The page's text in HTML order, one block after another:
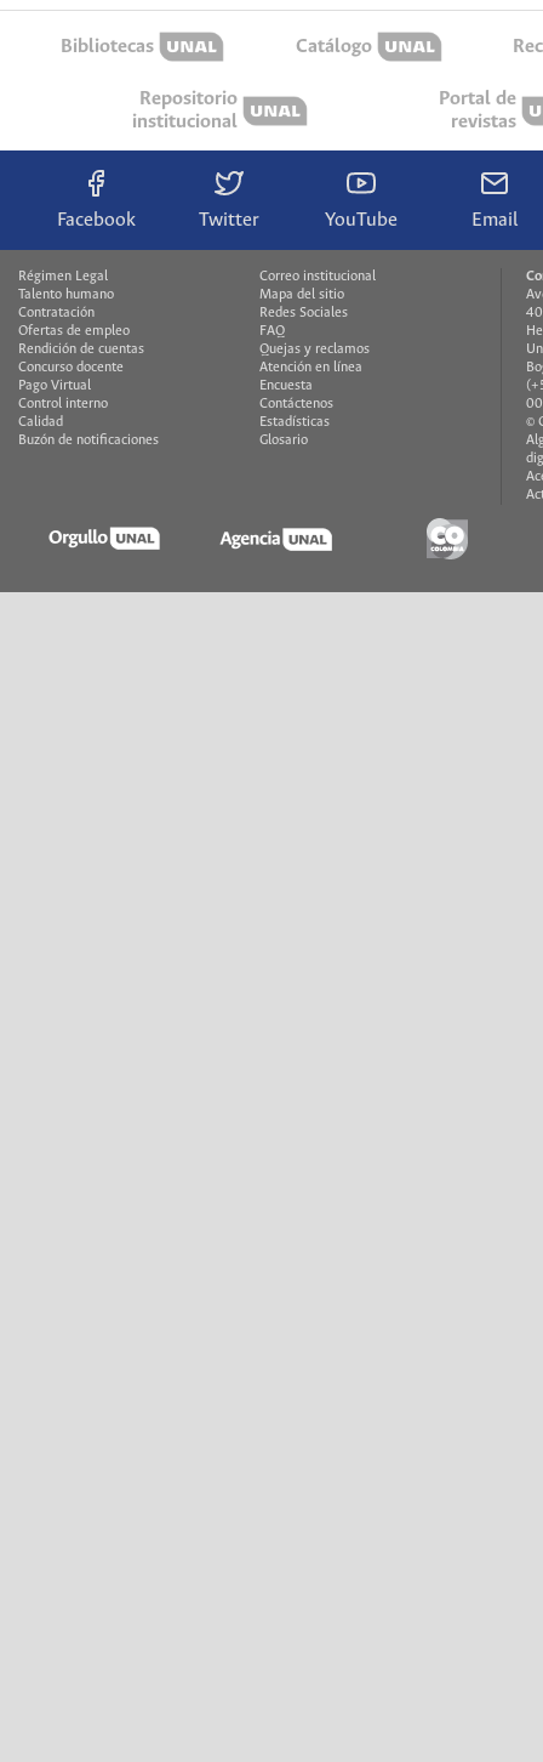
Bibliotecas Catálogo
Repositorio
institucional
Portal de
revistas
Facebook Twitter YouTube Email
Régimen Legal
Talento humano
Contratación
Ofertas de empleo
Rendición de cuentas
Concurso docente
Pago Virtual
Control interno
Calidad
Buzón de notificaciones
Correo institucional
Mapa del sitio
Redes Sociales
FAQ
Quejas y reclamos
Atención en línea
Encuesta
Contáctenos
Estadísticas
Glosario
©